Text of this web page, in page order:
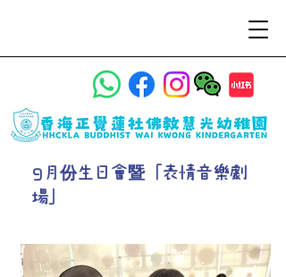
9月份生日會暨「表情音樂劇
場」